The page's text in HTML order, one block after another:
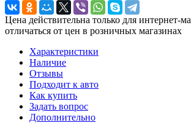
Цена действительна только для интернет-
отличаться от цен в розничных магазинах
Характеристики
Наличие
Отзывы
Подходит к авто
Как купить
Задать вопрос
Дополнительно